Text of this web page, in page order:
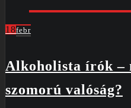
18febr
Alkoholista írók –
szomorú valóság?